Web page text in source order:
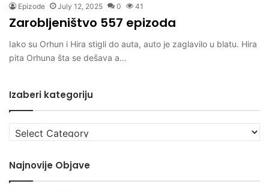
Epizode July 12, 2025 0 41
Zarobljeništvo 557 epizoda
Iako su Orhun i Hira stigli do auta, auto je zaglavilo u blatu. Hira
pita Orhuna šta se dešava a…
Izaberi kategoriju
Izaberi
kategoriju
Najnovije Objave